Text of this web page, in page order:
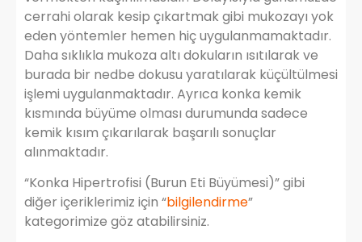
cerrahi olarak kesip çıkartmak gibi mukozayı yok
eden yöntemler hemen hiç uygulanmamaktadır.
Daha sıklıkla mukoza altı dokuların ısıtılarak ve
burada bir nedbe dokusu yaratılarak küçültülmesi
işlemi uygulanmaktadır. Ayrıca konka kemik
kısmında büyüme olması durumunda sadece
kemik kısım çıkarılarak başarılı sonuçlar
alınmaktadır.
“Konka Hipertrofisi (Burun Eti Büyümesi)” gibi
diğer içeriklerimiz için “bilgilendirme”
kategorimize göz atabilirsiniz.